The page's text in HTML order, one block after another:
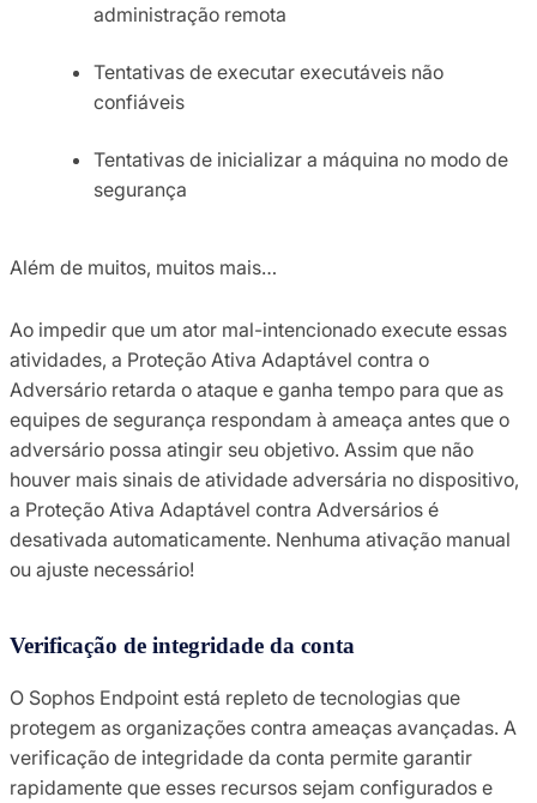
administração remota
Tentativas de executar executáveis ​​não
confiáveis
Tentativas de inicializar a máquina no modo de
segurança
Além de muitos, muitos mais…
Ao impedir que um ator mal-intencionado execute essas
atividades, a Proteção Ativa Adaptável contra o
Adversário retarda o ataque e ganha tempo para que as
equipes de segurança respondam à ameaça antes que o
adversário possa atingir seu objetivo. Assim que não
houver mais sinais de atividade adversária no dispositivo,
a Proteção Ativa Adaptável contra Adversários é
desativada automaticamente. Nenhuma ativação manual
ou ajuste necessário!
Verificação de integridade da conta
O Sophos Endpoint está repleto de tecnologias que
protegem as organizações contra ameaças avançadas. A
verificação de integridade da conta permite garantir
rapidamente que esses recursos sejam configurados e